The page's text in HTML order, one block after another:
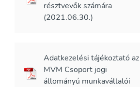
résztvevők számára
(2021.06.30.)
Adatkezelési tájékoztató az
MVM Csoport jogi
állományú munkavállalói